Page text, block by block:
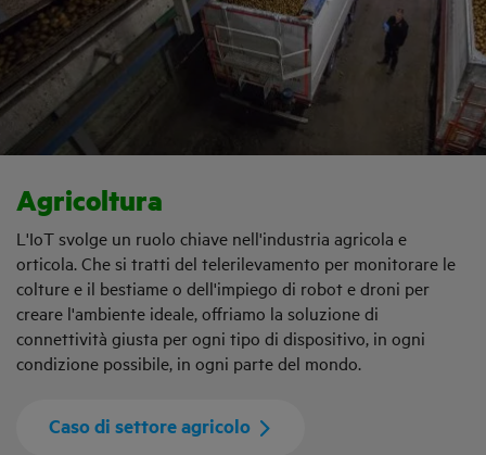
Agricoltura
L'IoT svolge un ruolo chiave nell'industria agricola e
orticola. Che si tratti del telerilevamento per monitorare le
colture e il bestiame o dell'impiego di robot e droni per
creare l'ambiente ideale, offriamo la soluzione di
connettività giusta per ogni tipo di dispositivo, in ogni
condizione possibile, in ogni parte del mondo.
Caso di settore agricolo